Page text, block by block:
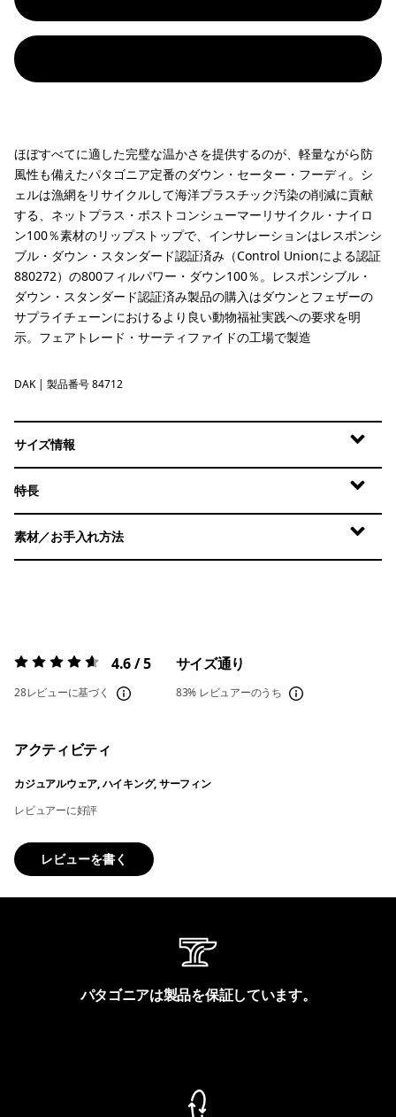
ほぼすべてに適した完璧な温かさを提供するのが、軽量ながら防
風性も備えたパタゴニア定番のダウン・セーター・フーディ。シ
ェルは漁網をリサイクルして海洋プラスチック汚染の削減に貢献
する、ネットプラス・ポストコンシューマーリサイクル・ナイロ
ン100％素材のリップストップで、インサレーションはレスポンシ
ブル・ダウン・スタンダード認証済み（Control Unionによる認証
880272）の800フィルパワー・ダウン100％。レスポンシブル・
ダウン・スタンダード認証済み製品の購入はダウンとフェザーの
サプライチェーンにおけるより良い動物福祉実践への要求を明
示。フェアトレード・サーティファイドの工場で製造
Dark Ruby
DAK | 製品番号 84712
サイズ情報
特長
素材／お手入れ方法
評価:4.6 / 5 4.6 / 5
28レビューに基づく
サイズ通り
83% レビュアーのうち
アクティビティ
カジュアルウェア, ハイキング, サーフィン
レビュアーに好評
レビューを書く
パタゴニアは製品を保証しています。